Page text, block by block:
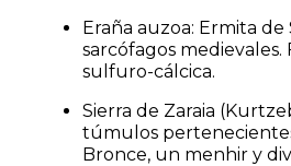
Eraña auzoa: Ermita de
sarcófagos
sulfuro-cálcica.
Sierra de Zaraia
túmulos
Bronce, un menhir y